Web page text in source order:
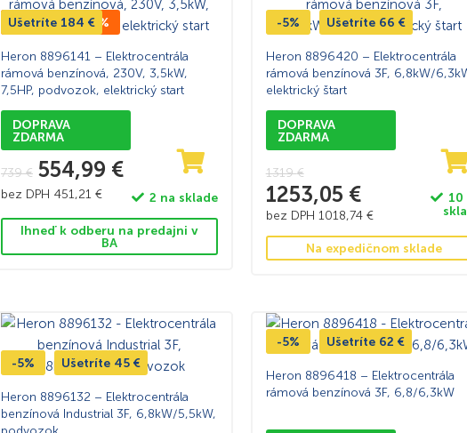
TOP CENA -25%
Ušetríte 184 €
Heron 8896141 – Elektrocentrála
rámová benzínová, 230V, 3,5kW,
7,5HP, podvozok, elektrický start
DOPRAVA
ZDARMA
739€ 554,99 €
bez DPH 451,21 € 2 na sklade
Ihneď k odberu na predajni v
BA
-5% Ušetríte 66 €
Heron 8896420 – Elektrocentrála
rámová benzínová 3F, 6,8kW/
elektrický štart
DOPRAVA
ZDARMA
1319€
1253,05 €
bez DPH 1018,74 €
10
Na expedičnom sklade
-5% Ušetríte 45 €
Heron 8896132 – Elektrocentrála
benzínová Industrial 3F, 6,8kW/5,5kW,
-5% Ušetríte 62 €
Heron 8896418 – Elektrocentrála
rámová benzínová 3F, 6,8/6,3kW